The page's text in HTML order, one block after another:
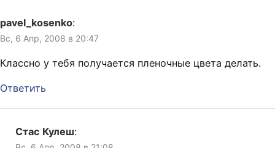
pavel_kosenko:
Вс, 6 Апр, 2008 в 20:47
Классно у тебя получается пленочные цвета делать.
Ответить
Стас Кулеш: